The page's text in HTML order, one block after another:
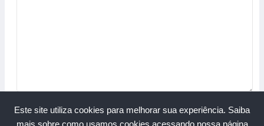
Este site utiliza cookies para melhorar sua experiência. Saiba